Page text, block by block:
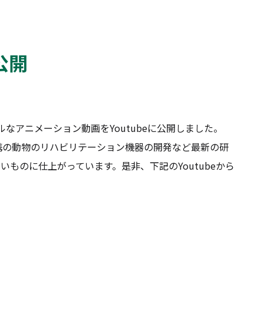
開
アニメーション動画をYoutubeに公開しました。
動物のリハビリテーション機器の開発など最新の研
ものに仕上がっています。是非、下記のYoutubeから